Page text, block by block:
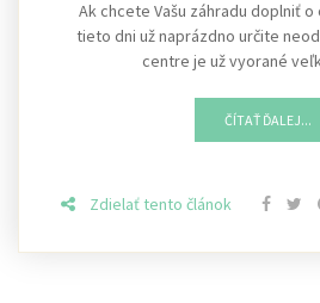
Ak chcete Vašu záhradu doplniť
tieto dni už naprázdno určite
centre je už vyorané
ČÍTAŤ ĎALEJ...
Zdielať tento článok